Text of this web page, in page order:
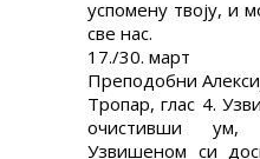
успомену твоју, и
све нас.
17./30. март
Преподобни
Тропар, глас 4.
очистивши
Узвишеном си